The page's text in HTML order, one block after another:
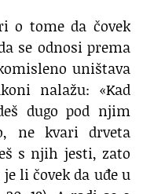
o tome da čovek
se odnosi prema
uništava
nalažu: «Kad
dugo pod njim
ne kvari drveta
s njih jesti, zato
li čovek da uđe u